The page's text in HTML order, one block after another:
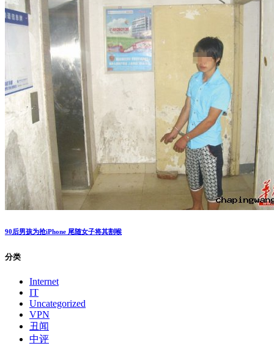
卖家威胁给中评不删评论的淘宝买家成神经病